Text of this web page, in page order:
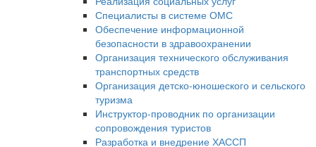
Специалисты в системе ОМС
Обеспечение информационной
безопасности в здравоохранении
Организация технического обслуживания
транспортных средств
Организация детско-юношеского и сельского
туризма
Инструктор-проводник по организации
сопровождения туристов
Разработка и внедрение ХАССП